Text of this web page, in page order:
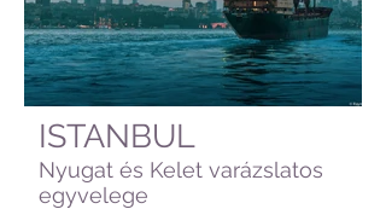
ISTANBUL
Nyugat és Kelet varázslatos
egyvelege